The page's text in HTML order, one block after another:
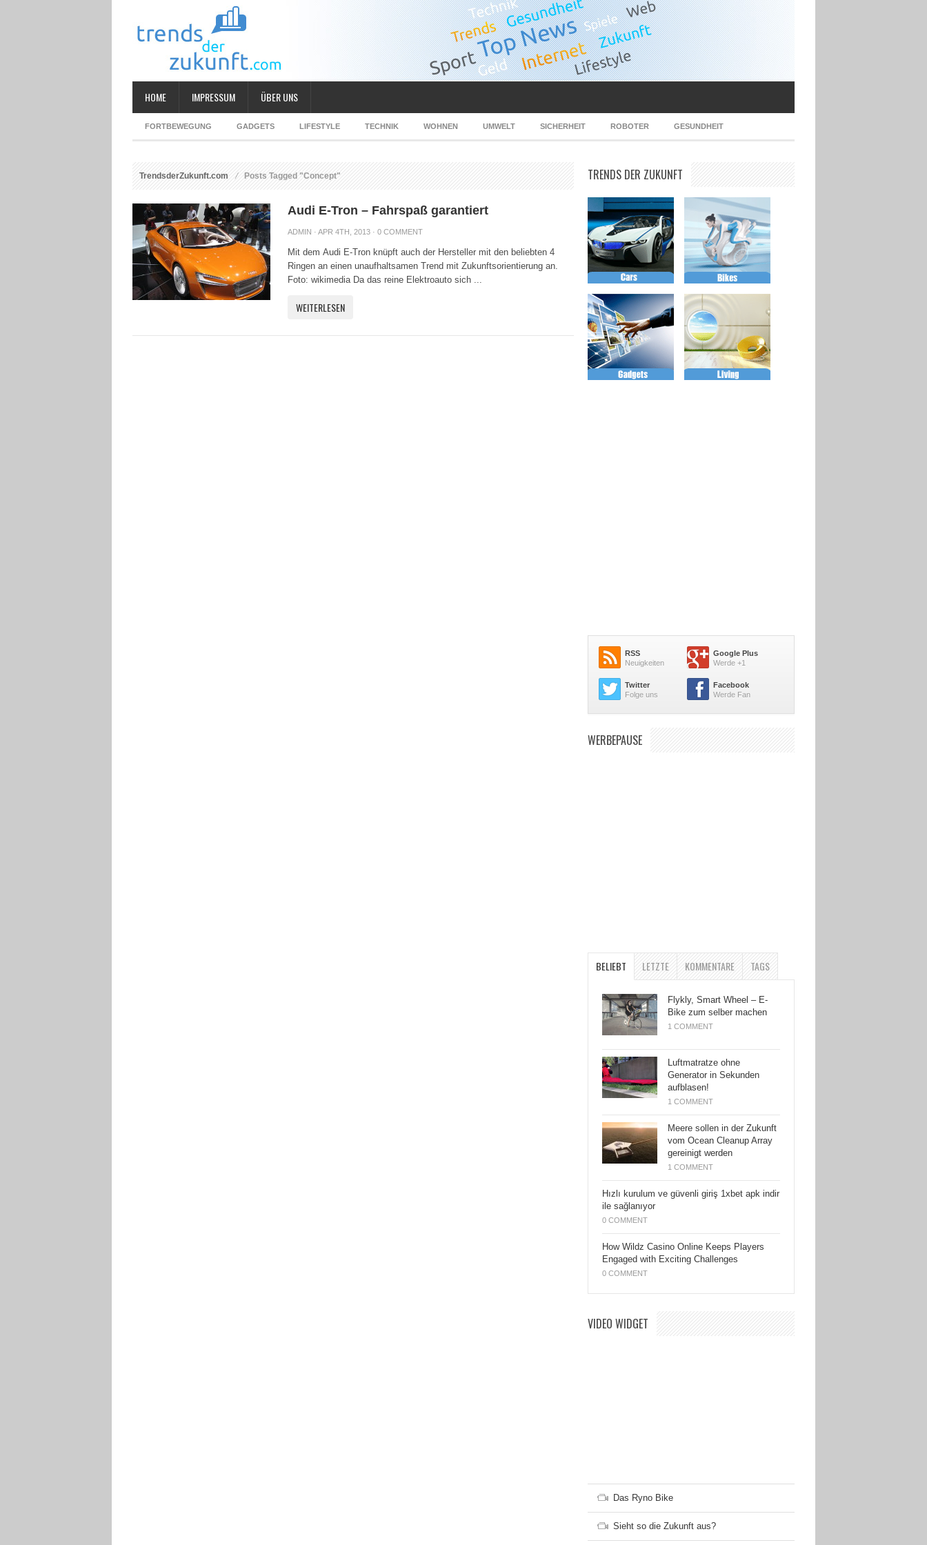
HOME IMPRESSUM ÜBER UNS
FORTBEWEGUNG GADGETS LIFESTYLE TECHNIK WOHNEN UMWELT SICHERHEIT ROBOTER GESUNDHEIT
TrendsderZukunft.com Posts Tagged "Concept"
Audi E-Tron – Fahrspaß garantiert
ADMIN · APR 4TH, 2013 · 0 COMMENT
Mit dem Audi E-Tron knüpft auch der Hersteller mit den beliebten 4
Ringen an einen unaufhaltsamen Trend mit Zukunftsorientierung an.
Foto: wikimedia Da das reine Elektroauto sich ...
WEITERLESEN
TRENDS DER ZUKUNFT
RSS
Neuigkeiten
Google Plus
Werde +1
Twitter
Folge uns
Facebook
Werde Fan
WERBEPAUSE
BELIEBT LETZTE KOMMENTARE TAGS
Flykly, Smart Wheel – E-
Bike zum selber machen
1 COMMENT
Luftmatratze ohne
Generator in Sekunden
aufblasen!
1 COMMENT
Meere sollen in der Zukunft
vom Ocean Cleanup Array
gereinigt werden
1 COMMENT
Hızlı kurulum ve güvenli giriş 1xbet apk indir
ile sağlanıyor
0 COMMENT
How Wildz Casino Online Keeps Players
Engaged with Exciting Challenges
0 COMMENT
VIDEO WIDGET
Das Ryno Bike
Sieht so die Zukunft aus?